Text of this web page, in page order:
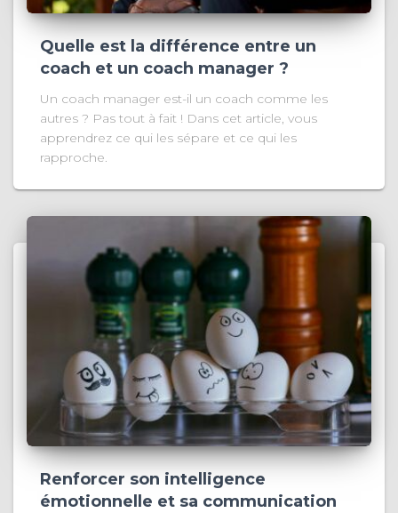
Quelle est la différence entre un
coach et un coach manager ?
Un coach manager est-il un coach comme les
autres ? Pas tout à fait ! Dans cet article, vous
apprendrez ce qui les sépare et ce qui les
rapproche.
Renforcer son intelligence
émotionnelle et sa communication